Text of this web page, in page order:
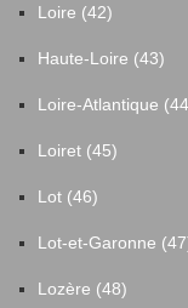
Loire (42)
Haute-Loire (43)
Loire-Atlantique
Loiret (45)
Lot (46)
Lot-et-Garonne
Lozère (48)